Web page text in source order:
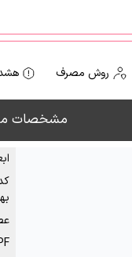
روش مصرف
مشخصات